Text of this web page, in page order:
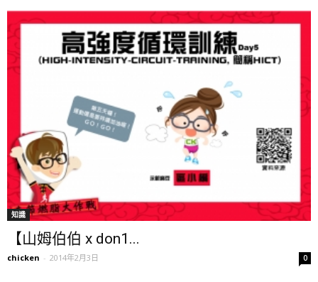
知識
【山姆伯伯 x don1...
chicken - 2014年2月3日 0